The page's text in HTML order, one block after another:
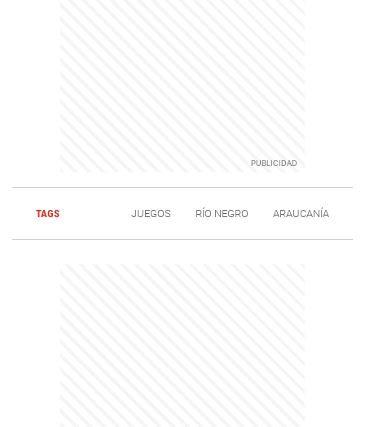
TAGS JUEGOS RÍO NEGRO ARAUCANÍA